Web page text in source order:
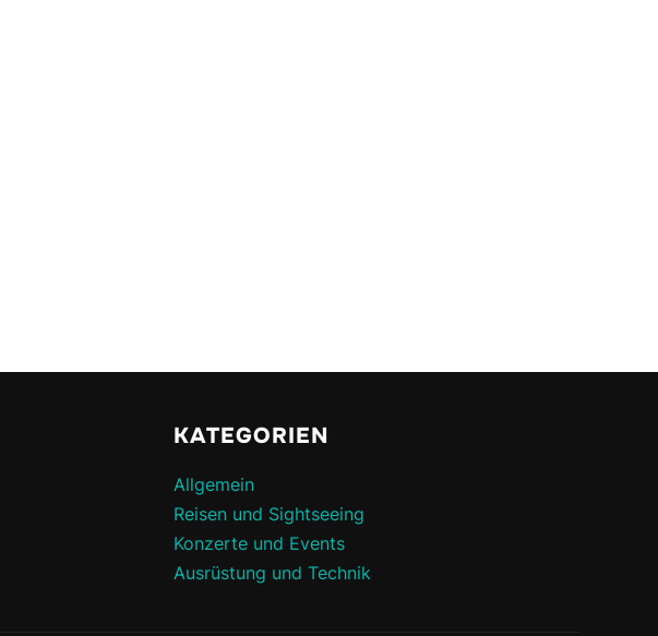
KATEGORIEN
Allgemein
Reisen und Sightseeing
Konzerte und Events
Ausrüstung und Technik